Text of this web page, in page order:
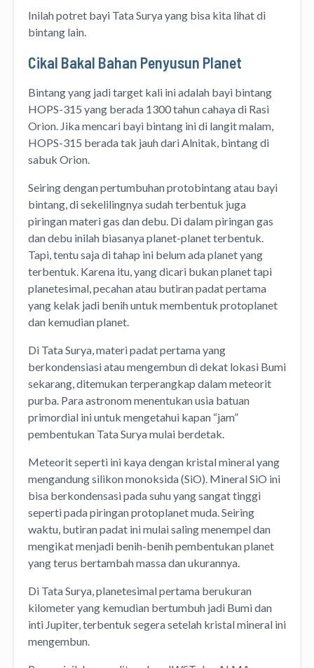
Inilah potret bayi Tata Surya yang bisa kita lihat di
bintang lain.
Cikal Bakal Bahan Penyusun Planet
Bintang yang jadi target kali ini adalah bayi bintang
HOPS-315 yang berada 1300 tahun cahaya di Rasi
Orion. Jika mencari bayi bintang ini di langit malam,
HOPS-315 berada tak jauh dari Alnitak, bintang di
sabuk Orion.
Seiring dengan pertumbuhan protobintang atau bayi
bintang, di sekelilingnya sudah terbentuk juga
piringan materi gas dan debu. Di dalam piringan gas
dan debu inilah biasanya planet-planet terbentuk.
Tapi, tentu saja di tahap ini belum ada planet yang
terbentuk. Karena itu, yang dicari bukan planet tapi
planetesimal, pecahan atau butiran padat pertama
yang kelak jadi benih untuk membentuk protoplanet
dan kemudian planet.
Di Tata Surya, materi padat pertama yang
berkondensiasi atau mengembun di dekat lokasi Bumi
sekarang, ditemukan terperangkap dalam meteorit
purba. Para astronom menentukan usia batuan
primordial ini untuk mengetahui kapan “jam”
pembentukan Tata Surya mulai berdetak.
Meteorit seperti ini kaya dengan kristal mineral yang
mengandung silikon monoksida (SiO). Mineral SiO ini
bisa berkondensasi pada suhu yang sangat tinggi
seperti pada piringan protoplanet muda. Seiring
waktu, butiran padat ini mulai saling menempel dan
mengikat menjadi benih-benih pembentukan planet
yang terus bertambah massa dan ukurannya.
Di Tata Surya, planetesimal pertama berukuran
kilometer yang kemudian bertumbuh jadi Bumi dan
inti Jupiter, terbentuk segera setelah kristal mineral ini
mengembun.